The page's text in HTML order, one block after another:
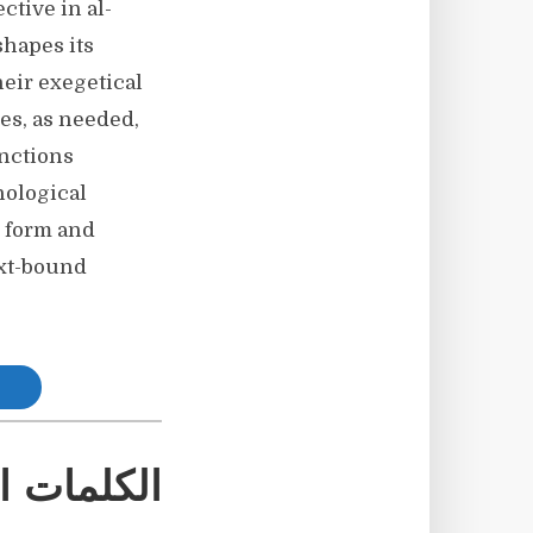
in al-
its
exegetical
as needed,
and
bound
الكلمات